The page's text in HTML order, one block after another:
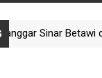
Sinar Betawi di